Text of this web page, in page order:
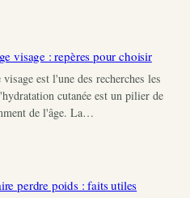
visage : repères pour choisir
est l'une des recherches les
cutanée est un pilier de
de l'âge. La…
perdre poids : faits utiles